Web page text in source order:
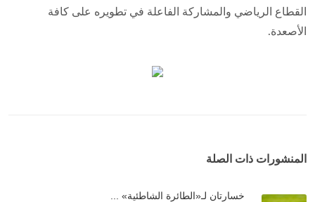
القطاع الرياضي والمشاركة الفاعلة في تطويره على كافة
الأصعدة.
المنشورات ذات الصلة
خسارتان لـ«الطائرة الشاطئية» ...